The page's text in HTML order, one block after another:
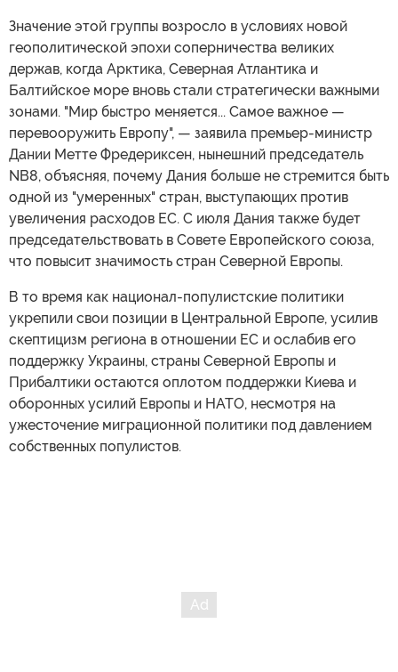
Значение этой группы возросло в условиях новой
геополитической эпохи соперничества великих
держав, когда Арктика, Северная Атлантика и
Балтийское море вновь стали стратегически важными
зонами. "Мир быстро меняется... Самое важное —
перевооружить Европу", — заявила премьер-министр
Дании Метте Фредериксен, нынешний председатель
NB8, объясняя, почему Дания больше не стремится быть
одной из "умеренных" стран, выступающих против
увеличения расходов ЕС. С июля Дания также будет
председательствовать в Совете Европейского союза,
что повысит значимость стран Северной Европы.
В то время как национал-популистские политики
укрепили свои позиции в Центральной Европе, усилив
скептицизм региона в отношении ЕС и ослабив его
поддержку Украины, страны Северной Европы и
Прибалтики остаются оплотом поддержки Киева и
оборонных усилий Европы и НАТО, несмотря на
ужесточение миграционной политики под давлением
собственных популистов.